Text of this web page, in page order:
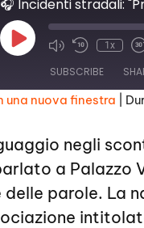
P
l
E
p
o
d
e
1x
SUBSCRIBE
una nuova finestra
negli
a Palazzo
delle parole. La